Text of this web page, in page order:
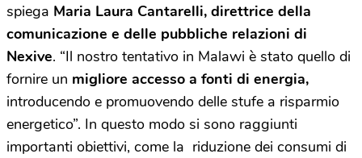
spiega Maria Laura Cantarelli, direttrice della
comunicazione e delle pubbliche relazioni di
Nexive. “Il nostro tentativo in Malawi è stato quello di
fornire un migliore accesso a fonti di energia,
introducendo e promuovendo delle stufe a risparmio
energetico”. In questo modo si sono raggiunti
importanti obiettivi, come la riduzione dei consumi di